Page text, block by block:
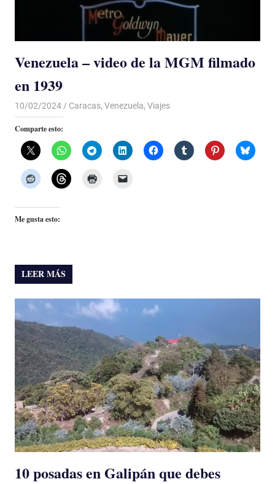
Venezuela – video de la MGM filmado
en 1939
10/02/2024 De todo un Poco
Caracas, Venezuela, Viajes
Comparte esto:
Me gusta esto:
LEER MÁS
10 posadas en Galipán que debes